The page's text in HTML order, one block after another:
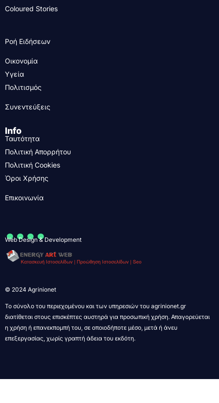
Coloured Stories
Ροή Ειδήσεων
Οικονομία
Υγεία
Πολιτισμός
Συνεντεύξεις
Info
Ταυτότητα
Πολιτική Απορρήτου
Πολιτική Cookies
Όροι Χρήσης
Επικοινωνία
....
Web Design & Development
© 2024 Agrinionet
Το σύνολο του περιεχομένου και των υπηρεσιών του agrinionet.gr
διατίθεται στους επισκέπτες αυστηρά για προσωπική χρήση. Απαγορεύεται
η χρήση ή επανεκπομπή του, σε οποιοδήποτε μέσο, μετά ή άνευ
επεξεργασίας, χωρίς γραπτή άδεια του εκδότη.